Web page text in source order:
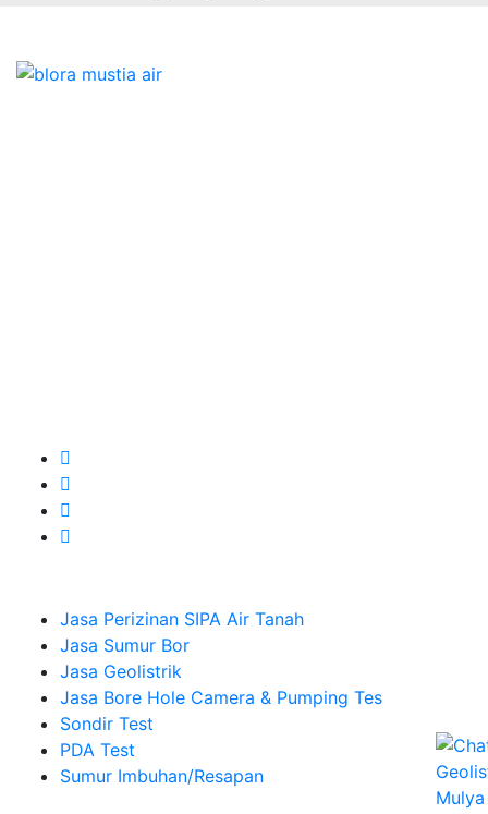
Jasa Perizinan SIPA Air Tanah
Jasa Sumur Bor
Jasa Geolistrik
Jasa Bore Hole Camera & Pumping Tes
Sondir Test
PDA Test
Sumur Imbuhan/Resapan